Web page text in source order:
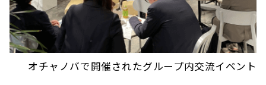
オチャノバで開催されたグループ内交流イベント